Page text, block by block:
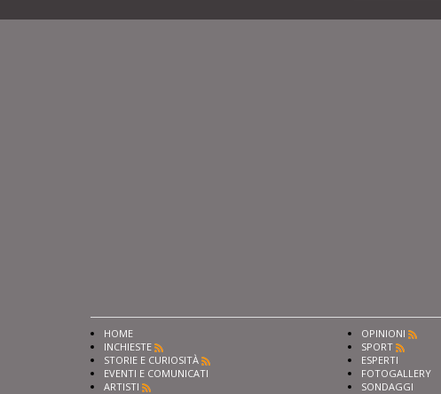
HOME
INCHIESTE
STORIE E CURIOSITÀ
EVENTI E COMUNICATI
ARTISTI
OPINIONI
SPORT
ESPERTI
FOTOGALLERY
SONDAGGI